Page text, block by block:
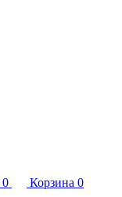
0 Корзина 0